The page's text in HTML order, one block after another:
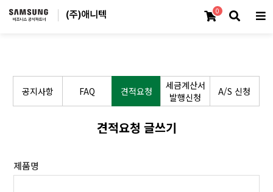
0
공지사항 FAQ 견적요청
세금계산서
발행신청
A/S 신청
견적요청 글쓰기
제품명